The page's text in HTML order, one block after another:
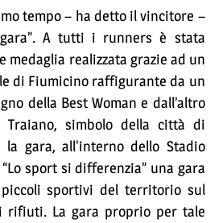
tempo – ha detto il vincitore –
A tutti i runners è stata
medaglia realizzata grazie ad un
di Fiumicino raffigurante da un
della Best Woman e dall’altro
simbolo della città di
la gara, all'interno dello Stadio
sport si differenzia” una gara
sportivi del territorio sul
rifiuti. La gara proprio per tale